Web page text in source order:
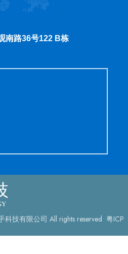
于确保奥林巴斯内窥镜的 O 型圈和
使用和清洗/消毒周期中形成牢固密
部件的惰性润滑剂。
O 型圈、阀门按钮以及连接部件
制装置的顺畅操作以及部件之间保
窥镜在操作和再处理过程中的功能
南路36号122 B栋
技有限公司 All rights reserved 粤ICP